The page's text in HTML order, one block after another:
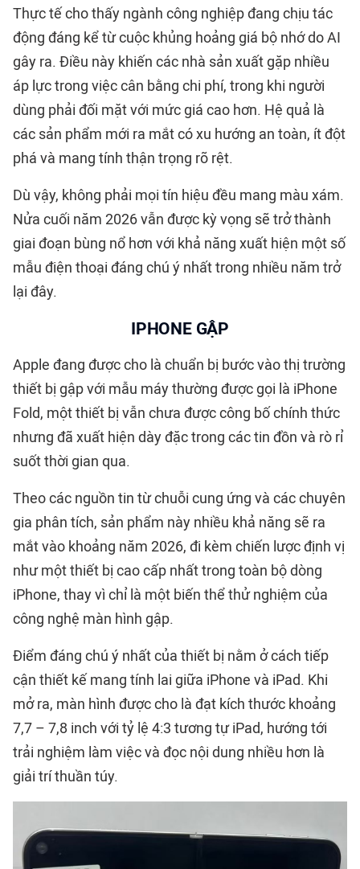
Thực tế cho thấy ngành công nghiệp đang chịu tác
động đáng kể từ cuộc khủng hoảng giá bộ nhớ do AI
gây ra. Điều này khiến các nhà sản xuất gặp nhiều
áp lực trong việc cân bằng chi phí, trong khi người
dùng phải đối mặt với mức giá cao hơn. Hệ quả là
các sản phẩm mới ra mắt có xu hướng an toàn, ít đột
phá và mang tính thận trọng rõ rệt.
Dù vậy, không phải mọi tín hiệu đều mang màu xám.
Nửa cuối năm 2026 vẫn được kỳ vọng sẽ trở thành
giai đoạn bùng nổ hơn với khả năng xuất hiện một số
mẫu điện thoại đáng chú ý nhất trong nhiều năm trở
lại đây.
IPHONE GẬP
Apple đang được cho là chuẩn bị bước vào thị trường
thiết bị gập với mẫu máy thường được gọi là iPhone
Fold, một thiết bị vẫn chưa được công bố chính thức
nhưng đã xuất hiện dày đặc trong các tin đồn và rò rỉ
suốt thời gian qua.
Theo các nguồn tin từ chuỗi cung ứng và các chuyên
gia phân tích, sản phẩm này nhiều khả năng sẽ ra
mắt vào khoảng năm 2026, đi kèm chiến lược định vị
như một thiết bị cao cấp nhất trong toàn bộ dòng
iPhone, thay vì chỉ là một biến thể thử nghiệm của
công nghệ màn hình gập.
Điểm đáng chú ý nhất của thiết bị nằm ở cách tiếp
cận thiết kế mang tính lai giữa iPhone và iPad. Khi
mở ra, màn hình được cho là đạt kích thước khoảng
7,7 – 7,8 inch với tỷ lệ 4:3 tương tự iPad, hướng tới
trải nghiệm làm việc và đọc nội dung nhiều hơn là
giải trí thuần túy.